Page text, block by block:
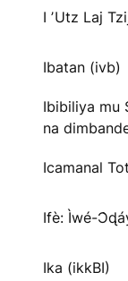
I ʼUtz Laj
Ibatan (ivb)
Ibibiliya mu
na
Icamanal
Ifè: Ìwé-
Ika (ikkBI)